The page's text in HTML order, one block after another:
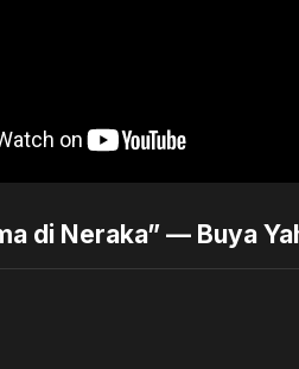
di Neraka” — Buya